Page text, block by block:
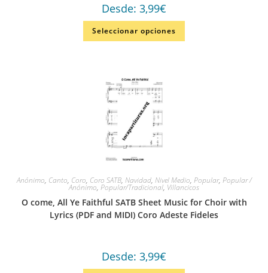
Desde: 3,99€
Seleccionar opciones
Anónimo, Canto, Coro, Coro SATB, Navidad, Nivel Medio, Popular, Popular /
Anónimo, Popular/Tradicional, Villancicos
O come, All Ye Faithful SATB Sheet Music for Choir with
Lyrics (PDF and MIDI) Coro Adeste Fideles
Desde: 3,99€